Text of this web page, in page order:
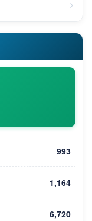
993
1,164
6,720